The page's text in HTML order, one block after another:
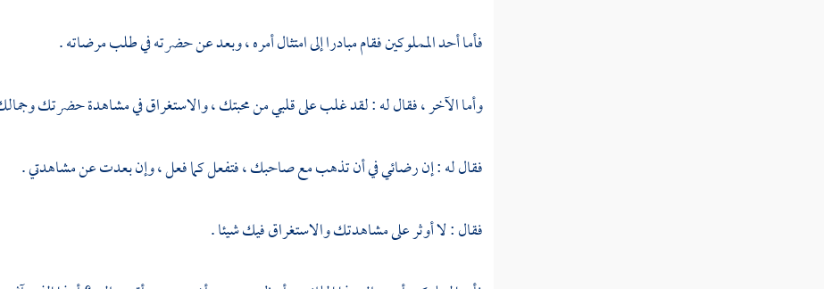
فأما أحد المملوكين فقام مبادرا إلى امتثال أمره ، وبعد عن حضرته في طلب مرضاته .
وأما الآخر ، فقال له : لقد غلب على قلبي من محبتك ، والاستغراق في مشاهدة حضرتك
فقال له : إن رضائي في أن تذهب مع صاحبك ، فتفعل كما فعل ، وإن بعدت عن مشاهدتي .
فقال : لا أوثر على مشاهدتك والاستغراق فيك شيئا .